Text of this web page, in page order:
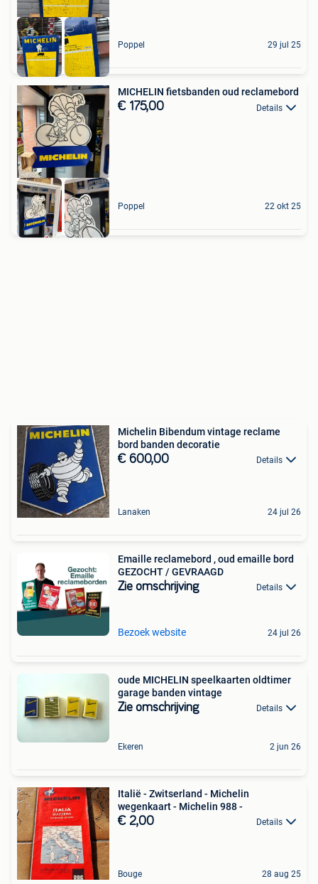
Poppel 29 jul 25
MICHELIN fietsbanden oud reclamebord
€ 175,00 Details
Poppel 22 okt 25
Michelin Bibendum vintage reclame
bord banden decoratie
€ 600,00 Details
Lanaken 24 jul 26
Emaille reclamebord , oud emaille bord
GEZOCHT / GEVRAAGD
Zie omschrijving Details
Bezoek website 24 jul 26
oude MICHELIN speelkaarten oldtimer
garage banden vintage
Zie omschrijving Details
Ekeren 2 jun 26
Italië - Zwitserland - Michelin
wegenkaart - Michelin 988 -
€ 2,00 Details
Bouge 28 aug 25